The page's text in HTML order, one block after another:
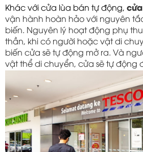
Khác với cửa lùa bán tự động,
vận hành hoàn hảo với nguyên
biến. Nguyên lý hoạt động phụ
thần, khi có người hoặc vật di
biến cửa sẽ tự động mở ra. Và
vật thể di chuyển, cửa sẽ tự động